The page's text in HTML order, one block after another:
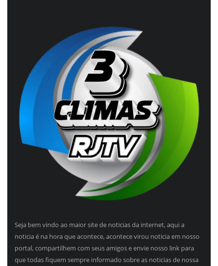
Seja bem vindo ao maior site de noticias da internet, aqui a
noticia é na hora que acontece, acontece virou noticia em nosso
portal, compartilhem com seus amigos e envie nosso link para
que todas fiquem sempre informado sobre as noticias de nossa